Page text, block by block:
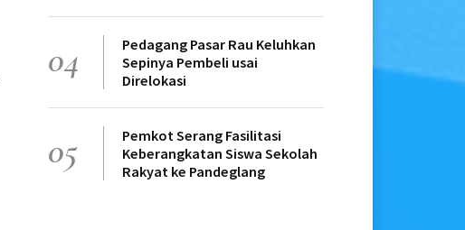
04
Pedagang Pasar Rau Keluhkan
Sepinya Pembeli usai
Direlokasi
05
Pemkot Serang Fasilitasi
Keberangkatan Siswa Sekolah
Rakyat ke Pandeglang